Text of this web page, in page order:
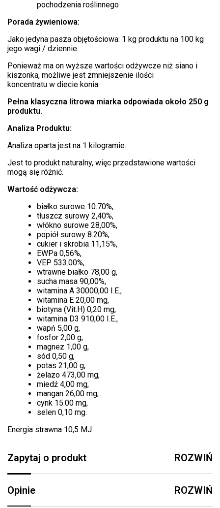
pochodzenia roślinnego
Porada żywieniowa:
Jako jedyna pasza objętościowa: 1 kg produktu na 100 kg
jego wagi / dziennie.
Ponieważ ma on wyższe wartości odżywcze niż siano i
kiszonka, możliwe jest zmniejszenie ilości
koncentratu w diecie konia.
Pełna klasyczna litrowa miarka odpowiada około 250 g
produktu.
Analiza Produktu:
Analiza oparta jest na 1 kilogramie.
Jest to produkt naturalny, więc przedstawione wartości
mogą się różnić.
Wartość odżywcza:
białko surowe 10.70%,
tłuszcz surowy 2,40%,
włókno surowe 28,00%,
popiół surowy 8.20%,
cukier i skrobia 11,15%,
EWPa 0,56%,
VEP 533.00%,
wtrawne białko 78,00 g,
sucha masa 90,00%,
witamina A 30000,00 I.E.,
witamina E 20,00 mg,
biotyna (Vit.H) 0,20 mg,
witamina D3 910,00 I.E.,
wapń 5,00 g,
fosfor 2,00 g,
magnez 1,00 g,
sód 0,50 g,
potas 21,00 g,
żelazo 473,00 mg,
miedź 4,00 mg,
mangan 26,00 mg,
cynk 15.00 mg,
selen 0,10 mg.
Energia strawna 10,5 MJ
Zapytaj o produkt ROZWIŃ
Opinie ROZWIŃ